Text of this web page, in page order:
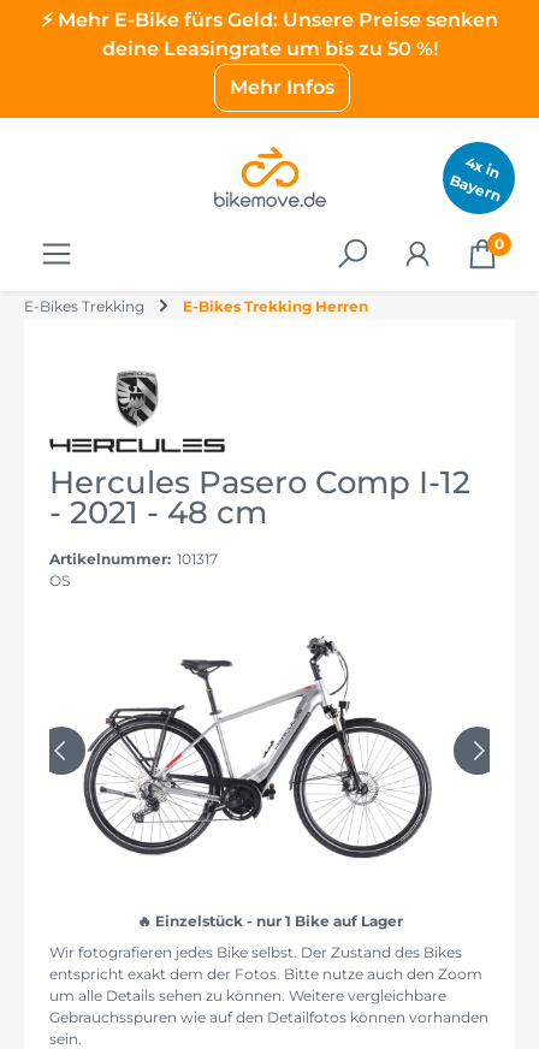
⚡ Mehr E-Bike fürs Geld: Unsere Preise senken
deine Leasingrate um bis zu 50 %!
Mehr Infos
4
x
in
B
a
y
e
rn
0
E-Bikes Trekking E-Bikes Trekking Herren
Hercules Pasero Comp I-12
- 2021 - 48 cm
Artikelnummer: 101317
OS
Einzelstück - nur 1 Bike auf Lager
Wir fotografieren jedes Bike selbst. Der Zustand des Bikes
entspricht exakt dem der Fotos. Bitte nutze auch den Zoom
um alle Details sehen zu können. Weitere vergleichbare
Gebrauchsspuren wie auf den Detailfotos können vorhanden
sein.